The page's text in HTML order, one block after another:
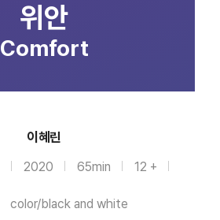
위안
Comfort
이혜린
2020 65min 12 +
color/black and white